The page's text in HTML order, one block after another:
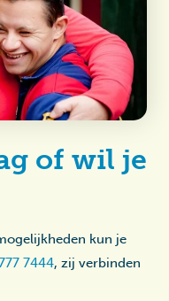
of wil je
kun je
7444, zij verbinden